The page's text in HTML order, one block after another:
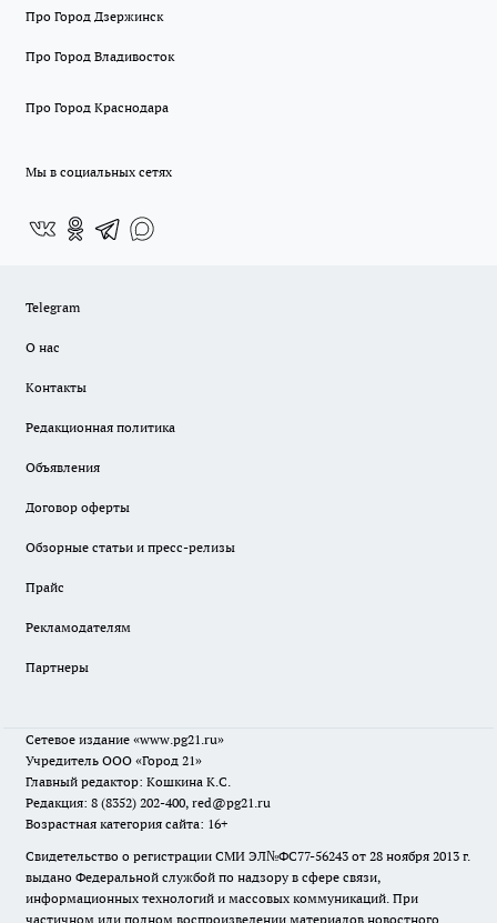
Про Город Дзержинск
Про Город Владивосток
Про Город Краснодара
Мы в социальных сетях
Telegram
О нас
Контакты
Редакционная политика
Объявления
Договор оферты
Обзорные статьи и пресс-релизы
Прайс
Рекламодателям
Партнеры
Сетевое издание «www.pg21.ru»
Учредитель ООО «Город 21»
Главный редактор: Кошкина К.С.
Редакция: 8 (8352) 202-400, red@pg21.ru
Возрастная категория сайта: 16+
Свидетельство о регистрации СМИ ЭЛ№ФС77-56243 от 28 ноября 2013 г.
выдано Федеральной службой по надзору в сфере связи,
информационных технологий и массовых коммуникаций. При
частичном или полном воспроизведении материалов новостного